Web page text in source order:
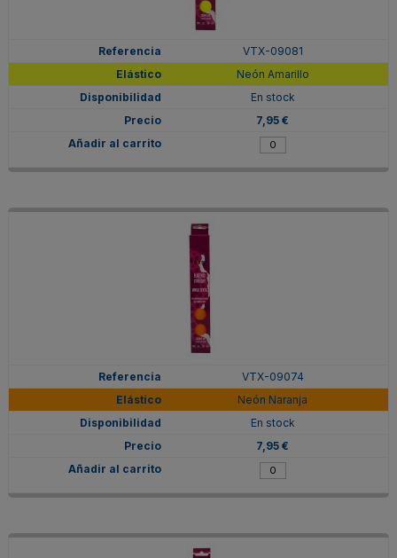
VTX-09081
Neón Amarillo
En stock
7,95 €
VTX-09074
Neón Naranja
En stock
7,95 €